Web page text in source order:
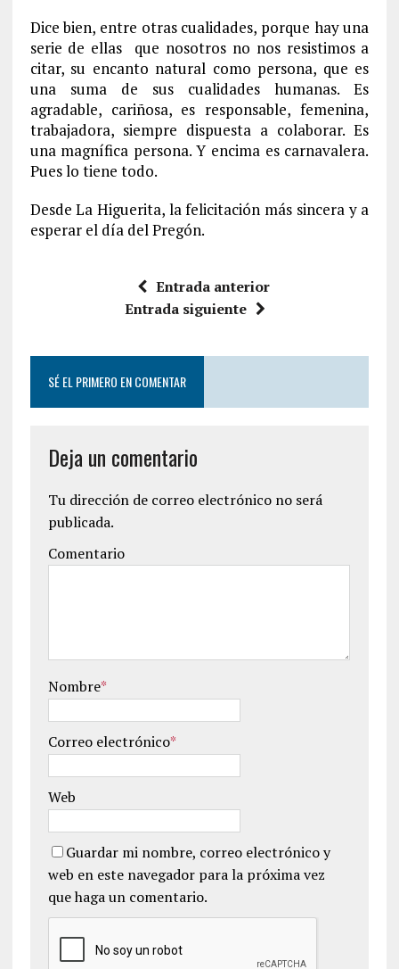
Dice bien, entre otras cualidades, porque hay una
serie de ellas que nosotros no nos resistimos a
citar, su encanto natural como persona, que es
una suma de sus cualidades humanas. Es
agradable, cariñosa, es responsable, femenina,
trabajadora, siempre dispuesta a colaborar. Es
una magnífica persona. Y encima es carnavalera.
Pues lo tiene todo.
Desde La Higuerita, la felicitación más sincera y a
esperar el día del Pregón.
Entrada anterior
Entrada siguiente
SÉ EL PRIMERO EN COMENTAR
Deja un comentario
Tu dirección de correo electrónico no será
publicada.
Comentario
Nombre*
Correo electrónico*
Web
Guardar mi nombre, correo electrónico y
web en este navegador para la próxima vez
que haga un comentario.